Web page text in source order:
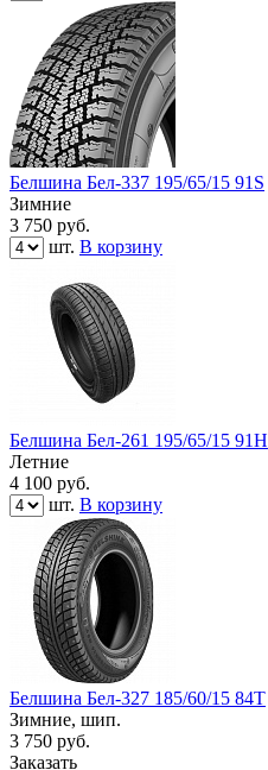
Белшина Бел-337 195/65/15 91S
Зимние
3 750 руб.
шт. В корзину
Белшина Бел-261 195/65/15 91Н
Летние
4 100 руб.
шт. В корзину
Белшина Бел-327 185/60/15 84Т
Зимние, шип.
3 750 руб.
Заказать